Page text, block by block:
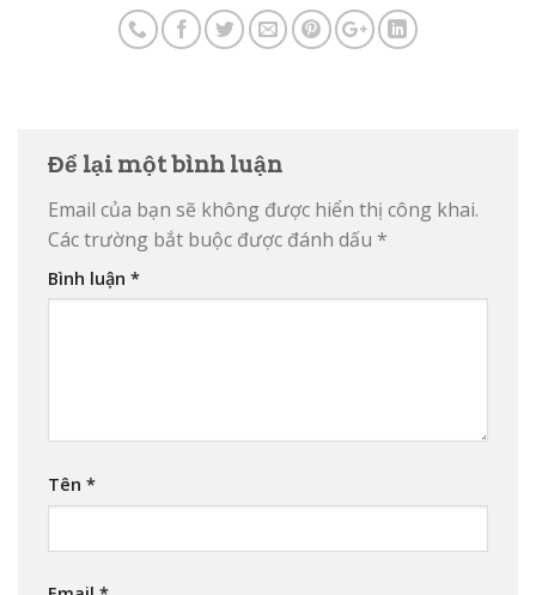
Để lại một bình luận
Email của bạn sẽ không được hiển thị công khai.
Các trường bắt buộc được đánh dấu *
Bình luận *
Tên *